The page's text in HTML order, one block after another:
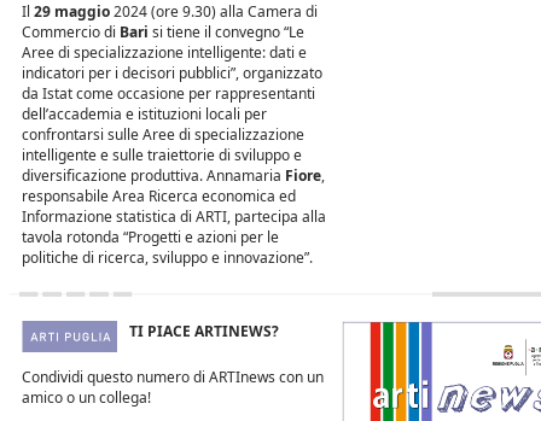
Il 29 maggio2024 (ore 9.30) alla Camera di
Commercio di Bari si tiene il convegno “Le
Aree di specializzazione intelligente: dati e
indicatori per i decisori pubblici”, organizzato
da Istat come occasione per rappresentanti
dell’accademia e istituzioni locali per
confrontarsi sulle Aree di specializzazione
intelligente e sulle traiettorie di sviluppo e
diversificazione produttiva. Annamaria Fiore,
responsabile Area Ricerca economica ed
Informazione statistica di ARTI, partecipa alla
tavola rotonda “Progetti e azioni per le
politiche di ricerca, sviluppo e innovazione”.
TI PIACE ARTINEWS?
Condividi questo numero di ARTInews con un
amico o un collega!